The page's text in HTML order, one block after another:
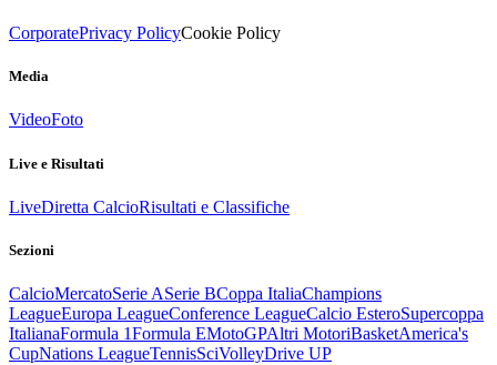
CorporatePrivacy PolicyCookie Policy
Media
VideoFoto
Live e Risultati
LiveDiretta CalcioRisultati e Classifiche
Sezioni
CalcioMercatoSerie ASerie BCoppa ItaliaChampions
LeagueEuropa LeagueConference LeagueCalcio EsteroSupercoppa
ItalianaFormula 1Formula EMotoGPAltri MotoriBasketAmerica's
CupNations LeagueTennisSciVolleyDrive UP